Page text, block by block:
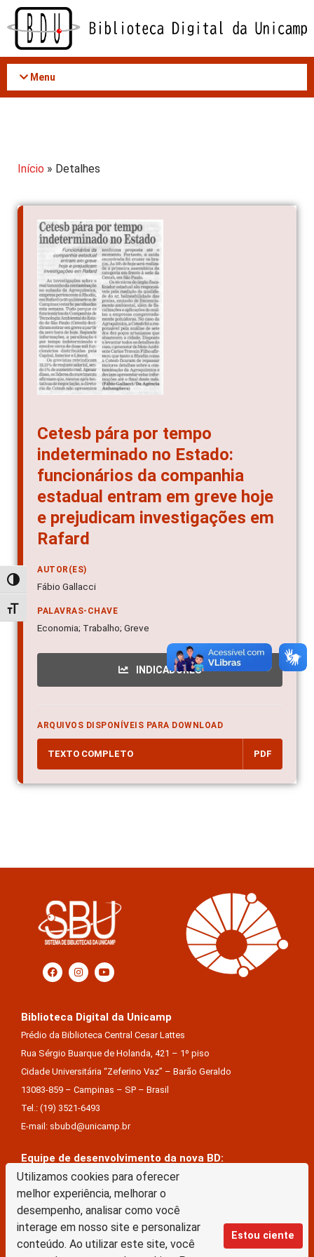
Utilizamos cookies para oferecer
melhor experiência, melhorar o
desempenho, analisar como você
interage em nosso site e personalizar
conteúdo. Ao utilizar este site, você
Estou ciente
Acessar
conteúdo
Alternar alto contraste
Alternar tamanho da fonte
Menu
Início » Detalhes
Cetesb pára por tempo
indeterminado no Estado:
funcionários da companhia
estadual entram em greve hoje
e prejudicam investigações em
Rafard
AUTOR(ES)
Fábio Gallacci
PALAVRAS-CHAVE
Economia; Trabalho; Greve
INDICADORES
ARQUIVOS DISPONÍVEIS PARA DOWNLOAD
TEXTO COMPLETO PDF
Biblioteca Digital da Unicamp
Prédio da Biblioteca Central Cesar Lattes
Rua Sérgio Buarque de Holanda, 421 – 1º piso
Cidade Universitária “Zeferino Vaz” – Barão Geraldo
13083-859 – Campinas – SP – Brasil
Tel.: (19) 3521-6493
E-mail: sbubd@unicamp.br
Equipe de desenvolvimento da nova BD:
Keite Aparecida Duarte
Márcio Vinícius De Jesus Almeida
Saul Victor De Castro E Silva
A Biblioteca Digital da Unicamp está licenciado com uma Licença Creative Commons –